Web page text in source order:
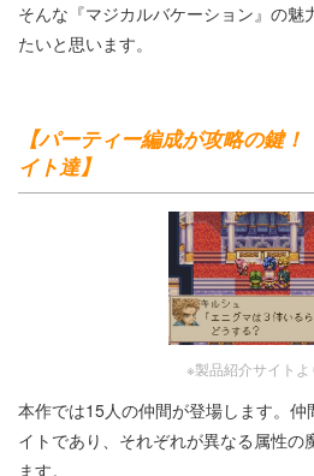
そんな『マジカルバケーション』の魅
たいと思います。
【パーティー編成が攻略の鍵
イト達】
※製品紹介サイトよ
本作では15人の仲間が登場します。仲
イトであり、それぞれが異なる属性の
ます。